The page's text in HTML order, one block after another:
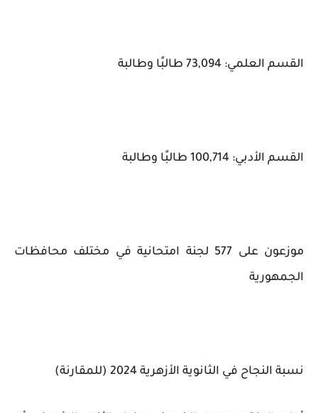
القسم العلمي: 73,094 طالبًا وطالبة
القسم الأدبي: 100,714 طالبًا وطالبة
موزعون على 577 لجنة امتحانية في مختلف محافظات
الجمهورية
نسبة النجاح في الثانوية الأزهرية 2024 (للمقارنة)